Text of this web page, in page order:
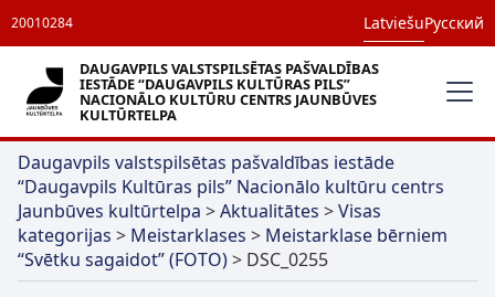
20010284 LatviešuРусский
DAUGAVPILS VALSTSPILSĒTAS PAŠVALDĪBAS
IESTĀDE “DAUGAVPILS KULTŪRAS PILS”
NACIONĀLO KULTŪRU CENTRS JAUNBŪVES
KULTŪRTELPA
Daugavpils valstspilsētas pašvaldības iestāde
“Daugavpils Kultūras pils” Nacionālo kultūru centrs
Jaunbūves kultūrtelpa >Aktualitātes >Visas
kategorijas > Meistarklases > Meistarklase bērniem
“Svētku sagaidot” (FOTO)> DSC_0255